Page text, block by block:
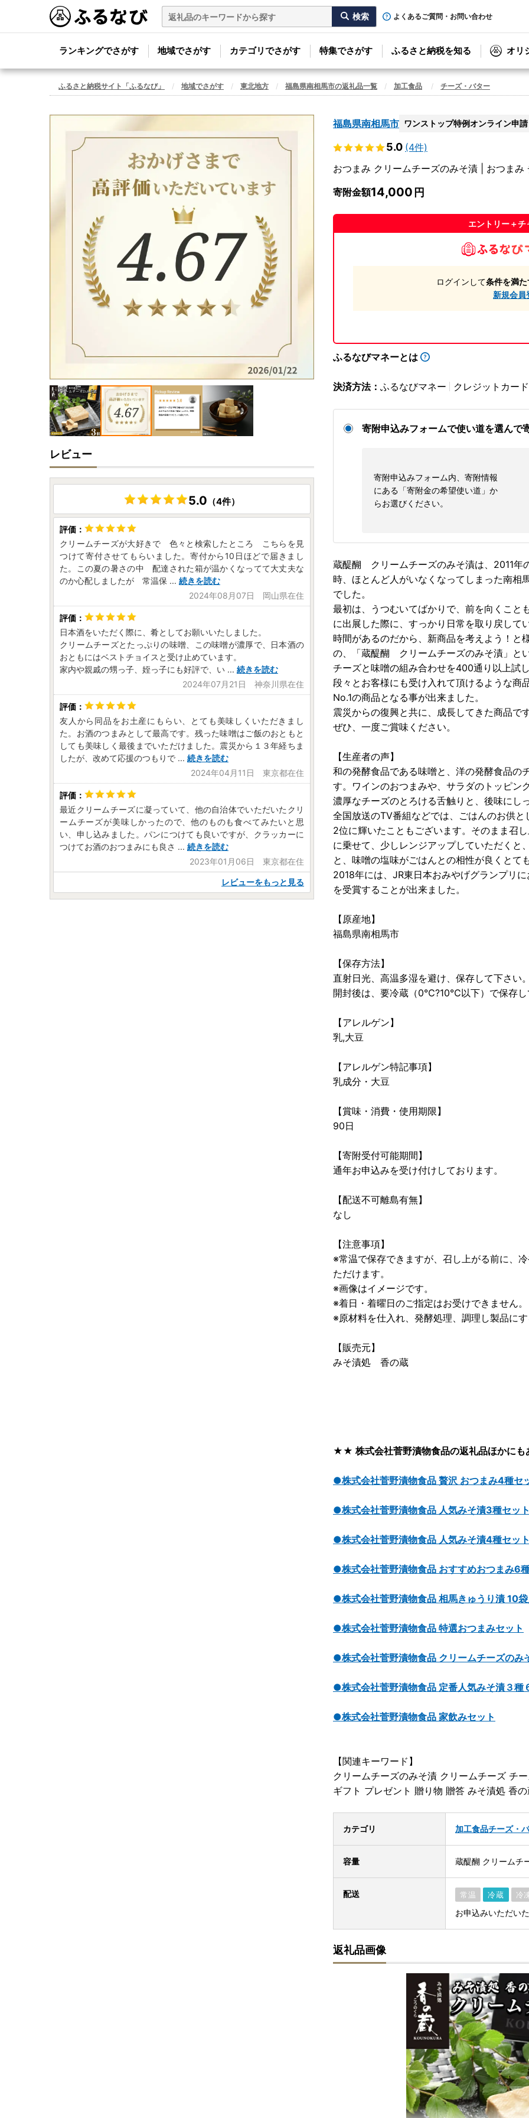
よくあるご質問・お問い合わせ
ランキングでさがす 地域でさがす カテゴリでさがす 特集でさがす ふるさと納税を知る オリ
ふるさと納税サイト「ふるなび」 地域でさがす 東北地方 福島県南相馬市の返礼品一覧 加工食品 チーズ・バター
福島県南相馬市 ワンストップ特例オンライン申請
5.0 (4件)
おつまみ クリームチーズのみそ漬 | おつまみ
寄附金額14,000
エントリー＋チ
ログインして条件を満た
新規会員
ふるなびマネーとは
決済方法： ふるなびマネー クレジットカード
寄附申込みフォームで使い道を選んで
寄附申込みフォーム内、寄附情報
にある「寄附金の希望使い道」か
らお選びください。
蔵醍醐 クリームチーズのみそ漬は、2011年
時、ほとんど人がいなくなってしまった南相
でした。
最初は、うつむいてばかりで、前を向くこと
に出展した際に、すっかり日常を取り戻して
時間があるのだから、新商品を考えよう！と
の、「蔵醍醐 クリームチーズのみそ漬」とい
チーズと味噌の組み合わせを400通り以上試
段々とお客様にも受け入れて頂けるような商
No.1の商品となる事が出来ました。
震災からの復興と共に、成長してきた商品です
ぜひ、一度ご賞味ください。
【生産者の声】
和の発酵食品である味噌と、洋の発酵食品の
す。ワインのおつまみや、サラダのトッピン
濃厚なチーズのとろける舌触りと、後味にし
全国放送のTV番組などでは、ごはんのお供
2位に輝いたこともございます。そのまま召
に乗せて、少しレンジアップしていただくと
と、味噌の塩味がごはんとの相性が良くとて
2018年には、JR東日本おみやげグランプリ
を受賞することが出来ました。
【原産地】
福島県南相馬市
【保存方法】
直射日光、高温多湿を避け、保存して下さい。
開封後は、要冷蔵（0℃?10℃以下）で保存し
【アレルゲン】
乳,大豆
【アレルゲン特記事項】
乳成分・大豆
【賞味・消費・使用期限】
90日
【寄附受付可能期間】
通年お申込みを受け付けしております。
【配送不可離島有無】
なし
【注意事項】
※常温で保存できますが、召し上がる前に、
ただけます。
※画像はイメージです。
※着日・着曜日のご指定はお受けできません。
※原材料を仕入れ、発酵処理、調理し製品に
【販売元】
みそ漬処 香の蔵
★★ 株式会社菅野漬物食品の返礼品ほかに
●株式会社菅野漬物食品 贅沢 おつまみ4種セ
●株式会社菅野漬物食品 人気みそ漬3種セット
●株式会社菅野漬物食品 人気みそ漬4種セット
●株式会社菅野漬物食品 おすすめおつまみ6
●株式会社菅野漬物食品 相馬きゅうり漬 10
●株式会社菅野漬物食品 特選おつまみセット
●株式会社菅野漬物食品 クリームチーズのみ
●株式会社菅野漬物食品 定番人気みそ漬３種
●株式会社菅野漬物食品 家飲みセット
【関連キーワード】
クリームチーズのみそ漬 クリームチーズ チ
ギフト プレゼント 贈り物 贈答 みそ漬処 香
カテゴリ 加工食品チーズ・
容量 蔵醍醐 クリームチ
配送 常温 冷蔵 冷
お申込みいただい
返礼品画像
レビュー
5.0 （4件）
クリームチーズが大好きで 色々と検索したところ こちらを見
つけて寄付させてもらいました。寄付から10日ほどで届きまし
た。この夏の暑さの中 配達された箱が温かくなってて大丈夫な
のか心配しましたが 常温保 ... 続きを読む
2024年08月07日 岡山県在住
日本酒をいただく際に、肴としてお願いいたしました。
クリームチーズとたっぷりの味噌、この味噌が濃厚で、日本酒の
おともにはベストチョイスと受け止めています。
家内や親戚の甥っ子、姪っ子にも好評で、い ... 続きを読む
2024年07月21日 神奈川県在住
友人から同品をお土産にもらい、とても美味しくいただきまし
た。お酒のつまみとして最高です。残った味噌はご飯のおともと
しても美味しく最後までいただけました。震災から１３年経ちま
したが、改めて応援のつもりで ... 続きを読む
2024年04月11日 東京都在住
最近クリームチーズに凝っていて、他の自治体でいただいたクリ
ームチーズが美味しかったので、他のものも食べてみたいと思
い、申し込みました。パンにつけても良いですが、クラッカーに
つけてお酒のおつまみにも良さ ... 続きを読む
2023年01月06日 東京都在住
レビューをもっと見る